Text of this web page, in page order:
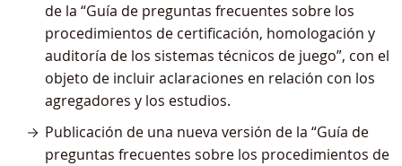
de la “Guía de preguntas frecuentes sobre los
procedimientos de certificación, homologación y
auditoría de los sistemas técnicos de juego”, con el
objeto de incluir aclaraciones en relación con los
agregadores y los estudios.
Publicación de una nueva versión de la “Guía de
preguntas frecuentes sobre los procedimientos de